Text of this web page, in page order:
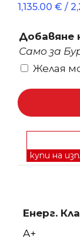
1,135.00 € /
Добавяне
Само за
Желая
купи на
Енерг.
A+